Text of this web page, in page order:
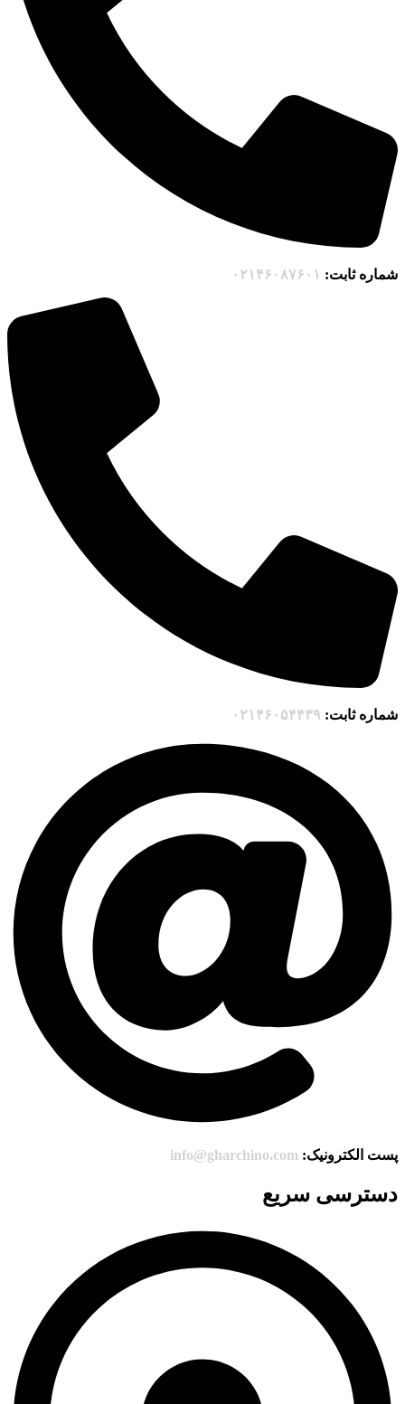
شماره ثابت: ۰۲۱۴۶۰۸۷۶۰۱
شماره ثابت: ۰۲۱۴۶۰۵۴۴۳۹
پست الکترونیک: info@gharchino.com
دسترسی سریع